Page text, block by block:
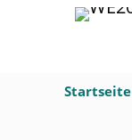
Startseite